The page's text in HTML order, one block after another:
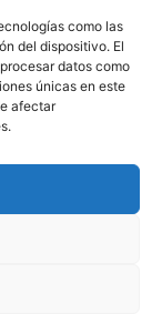
como las
del dispositivo. El
datos como
únicas en este
afectar
Lugo.